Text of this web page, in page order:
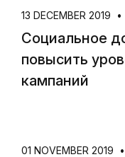
13 DECEMBER 2019 •
Социальное
повысить
кампаний
01 NOVEMBER 2019 •